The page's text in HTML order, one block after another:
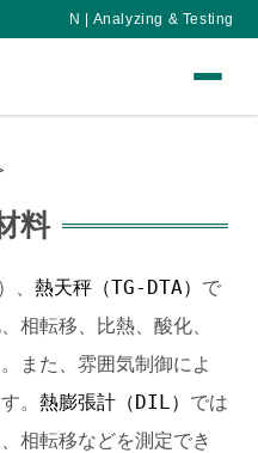
N | Analyzing & Testing
料
）、 熱天秤（TG-DTA） で
相転移、比熱、酸化、
また、雰囲気制御によ
。 熱膨張計（DIL） では
相転移などを測定でき